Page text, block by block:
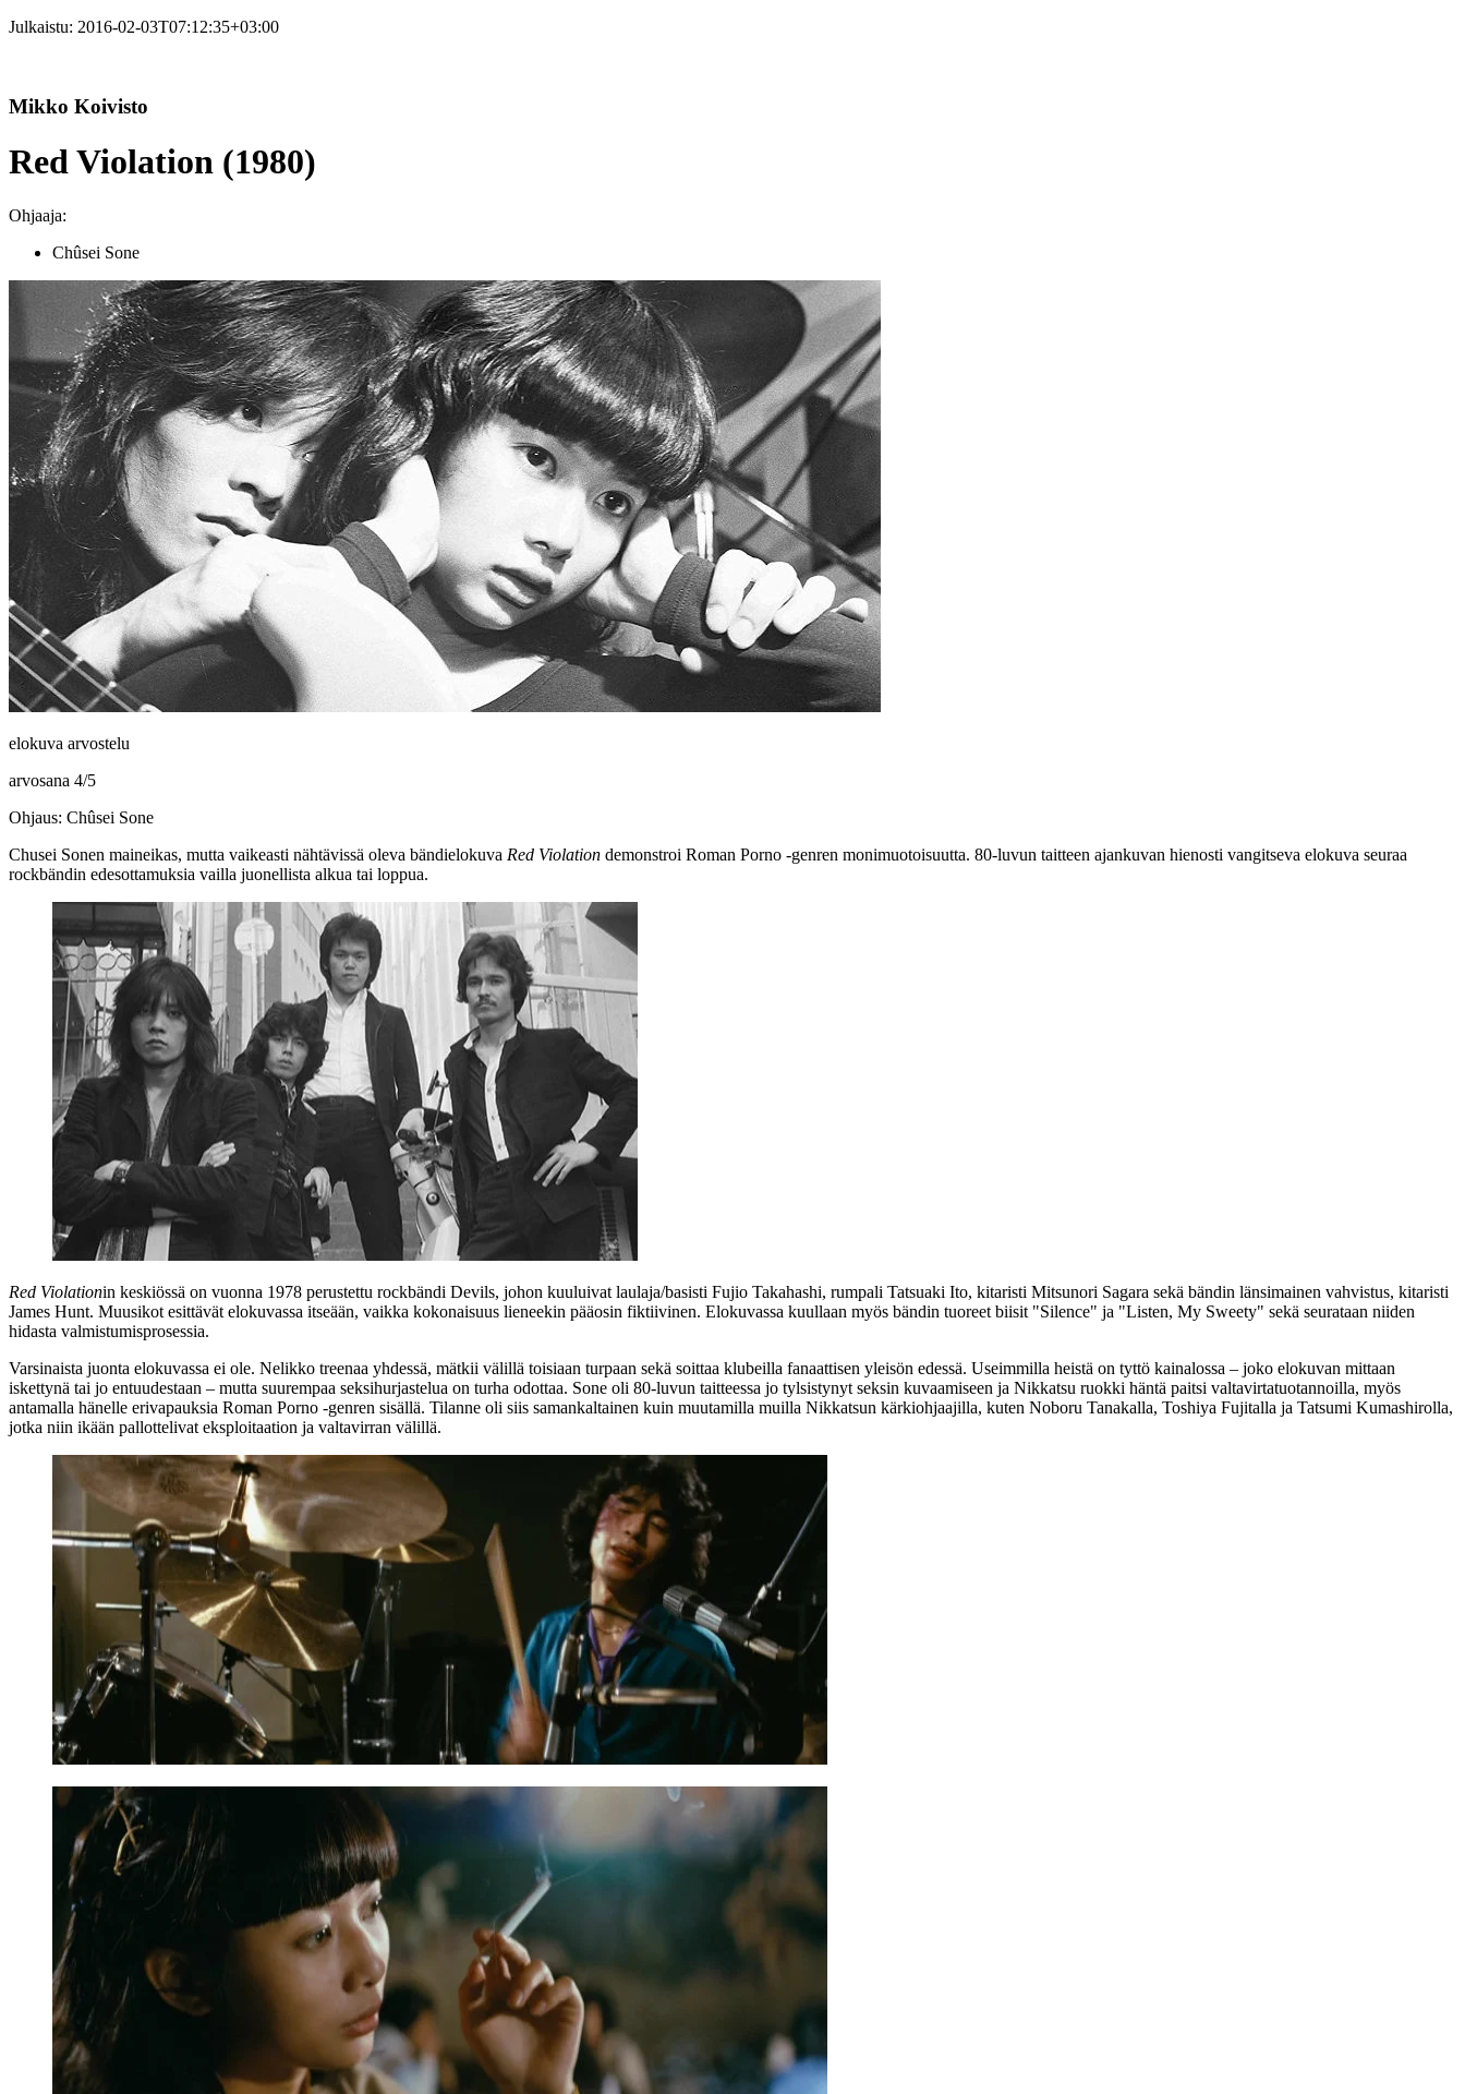
Julkaistu: 2016-02-03T07:12:35+03:00
Mikko Koivisto
Red Violation (1980)
Ohjaaja:
Chûsei Sone
elokuva arvostelu
arvosana 4/5
Ohjaus: Chûsei Sone
Chusei Sonen maineikas, mutta vaikeasti nähtävissä oleva bändielokuva Red Violation demonstroi Roman Porno ‑genren monimuotoisuutta. 80‑luvun taitteen ajankuvan hienosti vangitseva elokuva seuraa
rockbändin edesottamuksia vailla juonellista alkua tai loppua.
Red Violationin keskiössä on vuonna 1978 perustettu rockbändi Devils, johon kuuluivat laulaja/basisti Fujio Takahashi, rumpali Tatsuaki Ito, kitaristi Mitsunori Sagara sekä bändin länsimainen vahvistus, kitaristi
James Hunt. Muusikot esittävät elokuvassa itseään, vaikka kokonaisuus lieneekin pääosin fiktiivinen. Elokuvassa kuullaan myös bändin tuoreet biisit "Silence" ja "Listen, My Sweety" sekä seurataan niiden
hidasta valmistumisprosessia.
Varsinaista juonta elokuvassa ei ole. Nelikko treenaa yhdessä, mätkii välillä toisiaan turpaan sekä soittaa klubeilla fanaattisen yleisön edessä. Useimmilla heistä on tyttö kainalossa – joko elokuvan mittaan
iskettynä tai jo entuudestaan – mutta suurempaa seksihurjastelua on turha odottaa. Sone oli 80‑luvun taitteessa jo tylsistynyt seksin kuvaamiseen ja Nikkatsu ruokki häntä paitsi valtavirtatuotannoilla, myös
antamalla hänelle erivapauksia Roman Porno ‑genren sisällä. Tilanne oli siis samankaltainen kuin muutamilla muilla Nikkatsun kärkiohjaajilla, kuten Noboru Tanakalla, Toshiya Fujitalla ja Tatsumi Kumashirolla,
jotka niin ikään pallottelivat eksploitaation ja valtavirran välillä.